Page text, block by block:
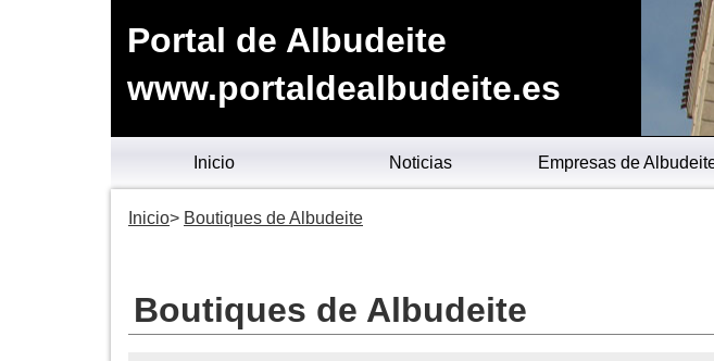
Portal de Albudeite
www.portaldealbudeite.es
Inicio Noticias Empresas de
Inicio Boutiques de Albudeite
Boutiques de Albudeite